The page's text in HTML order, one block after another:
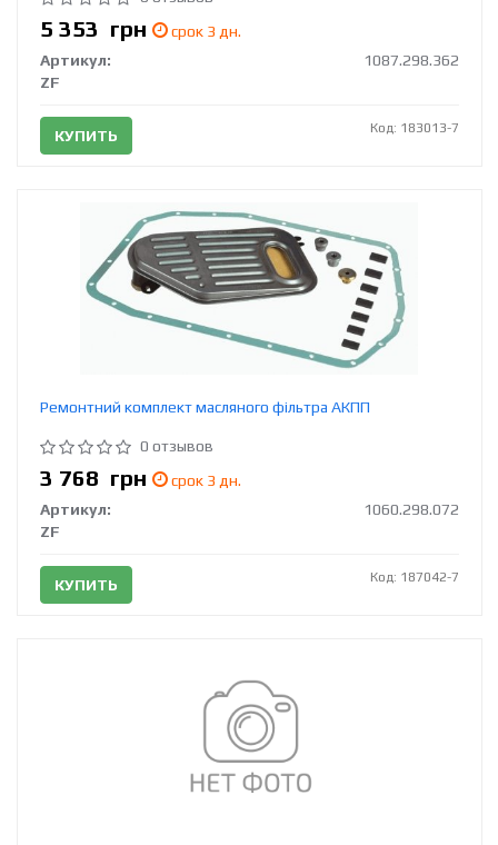
5 353 грн
срок 3 дн.
Артикул:
1087.298.362
ZF
КУПИТЬ Код: 183013-7
Ремонтний комплект масляного фільтра АКПП
0 отзывов
3 768 грн
срок 3 дн.
Артикул:
1060.298.072
ZF
КУПИТЬ Код: 187042-7